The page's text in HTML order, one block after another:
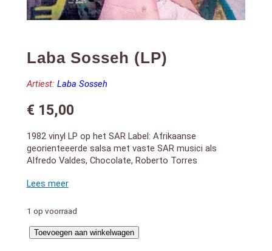
Laba Sosseh (LP)
Artiest: Laba Sosseh
€15,00
1982 vinyl LP op het SAR Label: Afrikaanse
georienteeerde salsa met vaste SAR musici als
Alfredo Valdes, Chocolate, Roberto Torres
uitstekend
1. Coco Yee (6:23)
3. Errante Y Bohemio (5:24)
1 op voorraad
Laba
Toevoegen aan winkelwagen